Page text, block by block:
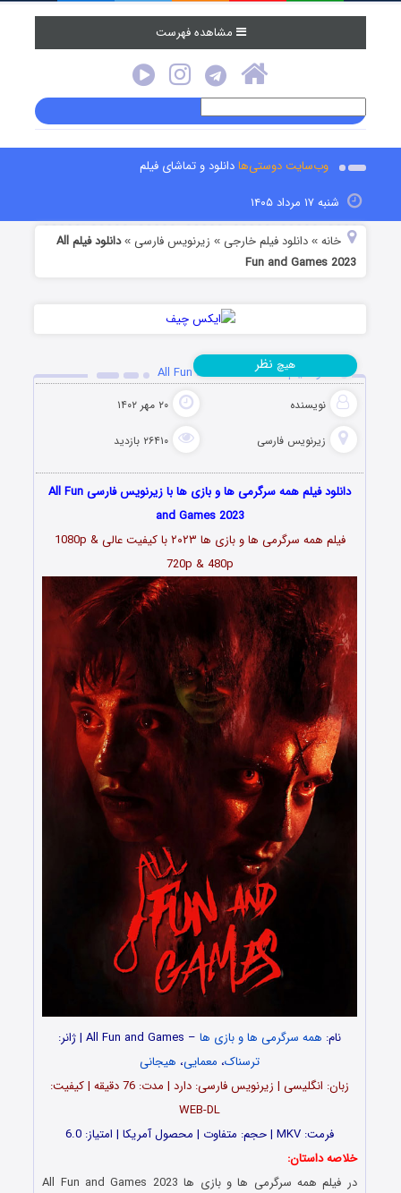
مشاهده فهرست
وب‌سایت دوستی‌هادانلود و تماشای فیلم
شنبه ۱۷ مرداد ۱۴۰۵
خانه »دانلود فیلم خارجی » زیرنویس فارسی »
دانلود فیلم All
Fun and Games 2023
دانلود فیلم All Fun and Games 2023
نویسنده ۲۰ مهر ۱۴۰۲
زیرنویس فارسی ۲۶۴۱۰ بازدید
هیچ نظر
دانلود فیلم همه سرگرمی ها و بازی ها با زیرنویس فارسی All Fun
and Games 2023
فیلم همه سرگرمی ها و بازی ها ۲۰۲۳
با کیفیت عالی 1080p &
720p & 480p
نام: همه سرگرمی ها و بازی ها – All Fun and Games | ژانر:
ترسناک، معمایی، هیجانی
زبان: انگلیسی | زیرنویس فارسی: دارد | مدت: 76 دقیقه | کیفیت:
WEB-DL
فرمت: MKV | حجم: متفاوت | محصول آمریکا | امتیاز: 6.0
خلاصه داستان:
در فیلم همه سرگرمی ها و بازی ها All Fun and Games 2023